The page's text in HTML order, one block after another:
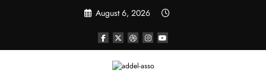
August 6, 2026